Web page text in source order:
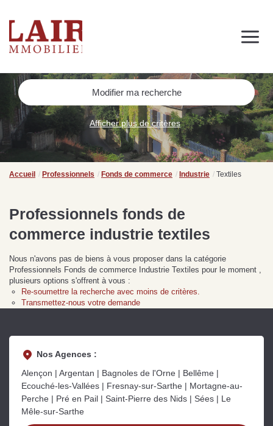
Immobilier
Nous découvrir
Nos services
Contact
Nos actualités
SUIVEZ-NOUS SUR LES RÉSEAUX SOCIAUX
NOS CONSEILS IMMO
pour vous accompagner dans vos projets
Procéder à des travaux
d’isolation à Fresnay-sur-
Sarthe pour booster sa
vente
Lire la suite
estimation immobilière à
Bagnoles-de-l’Orne :
conséquences ?
Gratuit
Modifier ma recherche
Afficher plus de critères
Accueil Professionnels Fonds de commerce Industrie Textiles
Professionnels fonds de
commerce industrie textiles
Nous n'avons pas de biens à vous proposer dans la catégorie
Professionnels Fonds de commerce Industrie Textiles pour le moment ,
plusieurs options s'offrent à vous :
Re-soumettre la recherche avec moins de critères.
Transmettez-nous votre demande
Nos Agences :
Alençon | Argentan | Bagnoles de l'Orne | Bellême |
Ecouché-les-Vallées | Fresnay-sur-Sarthe | Mortagne-au-
Perche | Pré en Pail | Saint-Pierre des Nids | Sées | Le
Mêle-sur-Sarthe